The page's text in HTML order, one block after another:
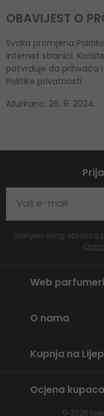
OBAVIJEST O
Svaka promjena
internet stranici.
potvrđuje da prihvaća
Politike privatnosti.
Ažurirano: 26. 9. 2024.
Slanjem ovog obrasca
Web
O nama
Kupnja na
Ocjena kupaca
© 2026